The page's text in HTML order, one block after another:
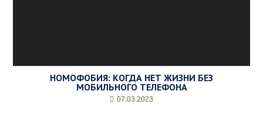
НОМОФОБИЯ: КОГДА НЕТ ЖИЗНИ БЕЗ
МОБИЛЬНОГО ТЕЛЕФОНА
07.03.2023